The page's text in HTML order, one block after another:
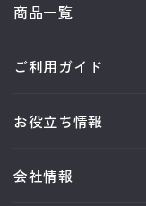
商品一覧
ご利用ガイド
お役立ち情報
会社情報